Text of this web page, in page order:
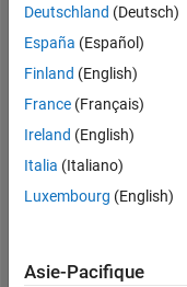
Feeds
Deutschland (Deutsch)
España (Español)
Finland (English)
France (Français)
Ireland (English)
Italia (Italiano)
Luxembourg (English)
Asie-Pacifique